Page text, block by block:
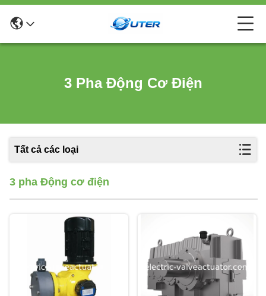
3 Pha Động Cơ Điện
Tất cả các loại
3 pha Động cơ điện